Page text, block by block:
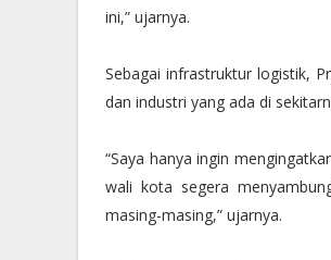
ini,” ujarnya.
Sebagai infrastruktur logistik,
dan industri yang ada di
“Saya hanya ingin
wali kota segera
masing-masing,” ujarnya.